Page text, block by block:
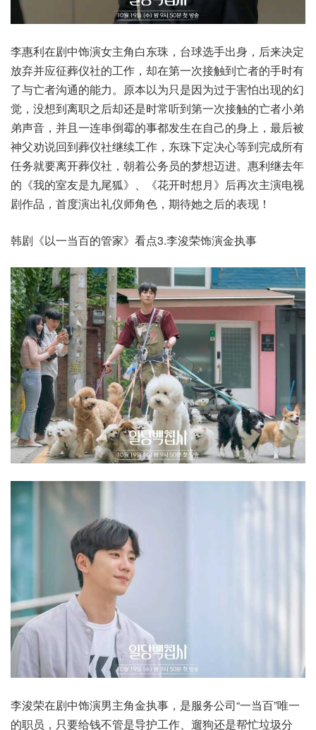
李惠利在剧中饰演女主角白东珠，台球选手出身，后来决定
放弃并应征葬仪社的工作，却在第一次接触到亡者的手时有
了与亡者沟通的能力。原本以为只是因为过于害怕出现的幻
觉，没想到离职之后却还是时常听到第一次接触的亡者小弟
弟声音，并且一连串倒霉的事都发生在自己的身上，最后被
神父劝说回到葬仪社继续工作，东珠下定决心等到完成所有
任务就要离开葬仪社，朝着公务员的梦想迈进。惠利继去年
的《我的室友是九尾狐》、《花开时想月》后再次主演电视
剧作品，首度演出礼仪师角色，期待她之后的表现！
韩剧《以一当百的管家》看点3.李浚荣饰演金执事
李浚荣在剧中饰演男主角金执事，是服务公司“一当百”唯一
的职员，只要给钱不管是导护工作、遛狗还是帮忙垃圾分